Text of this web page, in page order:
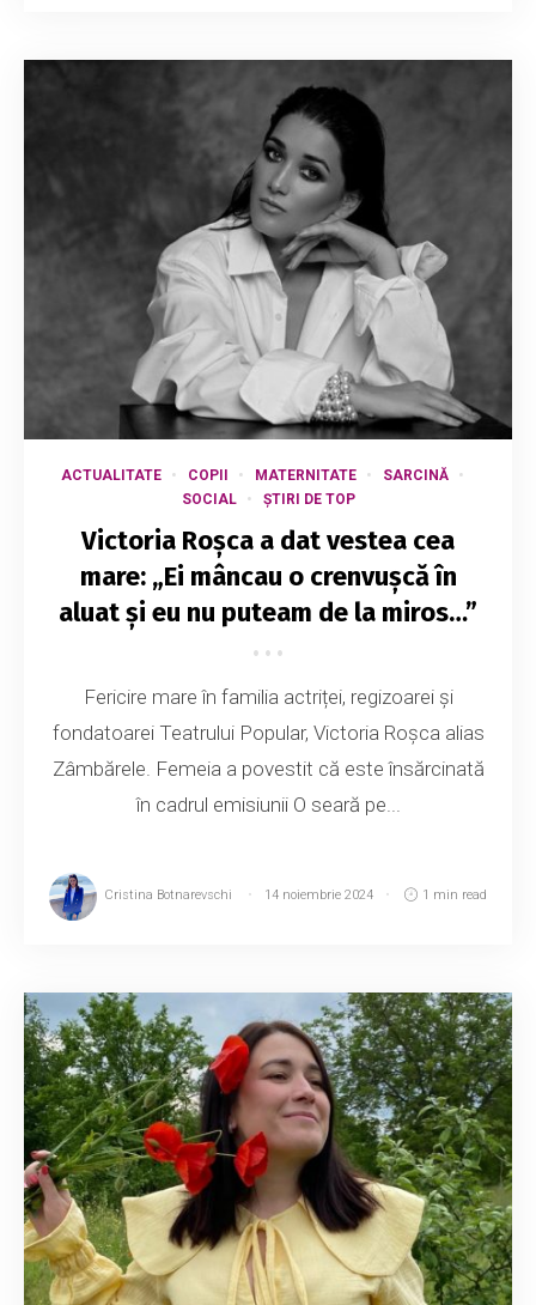
ACTUALITATE COPII MATERNITATE
SARCINĂ
SOCIAL
ȘTIRI DE TOP
Victoria Roșca a dat vestea cea
mare: „Ei mâncau o crenvușcă în
aluat și eu nu puteam de la miros…”
Fericire mare în familia actriței, regizoarei și
fondatoarei Teatrului Popular, Victoria Roșca alias
Zâmbărele. Femeia a povestit că este însărcinată
în cadrul emisiunii O seară pe...
Cristina Botnarevschi 14 noiembrie 2024 1 min read